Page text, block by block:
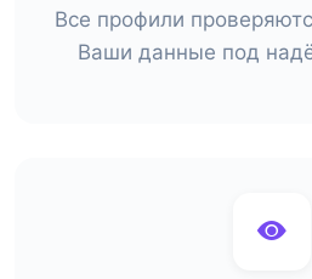
Все профили
Ваши данные под